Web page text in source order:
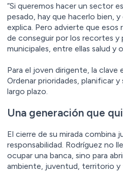
“Si queremos hacer un sector
pesado, hay que hacerlo bien, y
explica. Pero advierte que esos
de conseguir por los recortes y
municipales, entre ellas salud y
Para el joven dirigente, la clave
Ordenar prioridades, planificar
largo plazo.
Una generación que
El cierre de su mirada combina
responsabilidad. Rodríguez no
ocupar una banca, sino para
ambiente, juventud, territorio y